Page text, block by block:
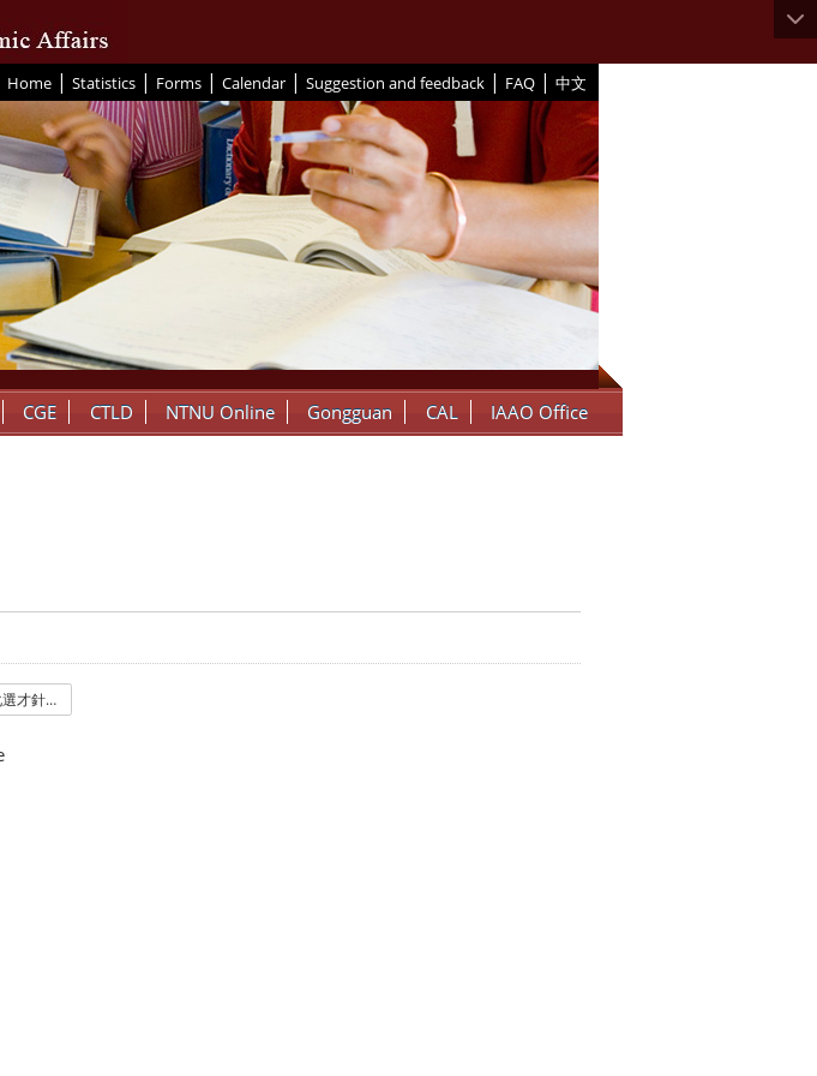
Home | Statistics | Forms | Calendar | Suggestion and feedback | FAQ | 中文
CGE CTLD NTNU Online Gongguan CAL IAAO Office
臺灣師大專業化選才針對學生使用Chatgpt撰寫學習歷程檔案之注意事項.pdf